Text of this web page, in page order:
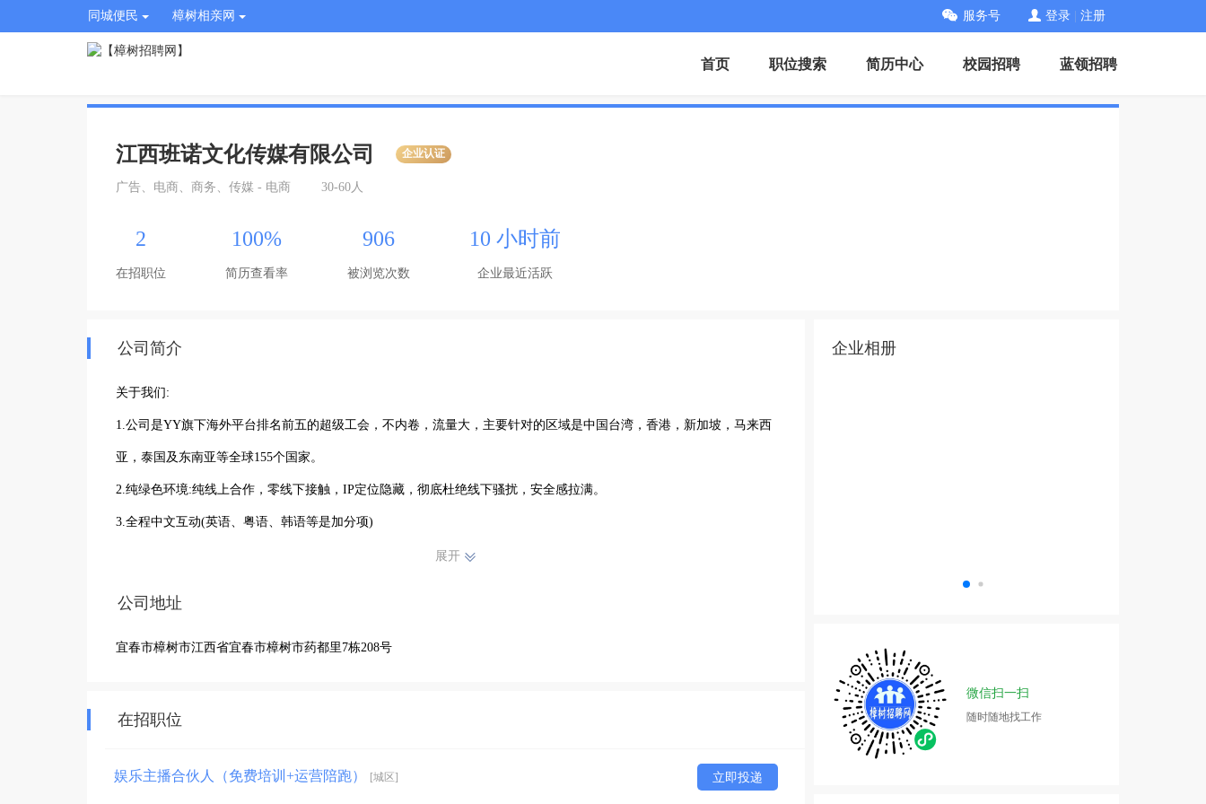
同城便民 樟树相亲网 服务号 登录 注册
首页 职位搜索 简历中心 校园招聘 蓝领招聘
江西班诺文化传媒有限公司 企业认证
广告、电商、商务、传媒 - 电商 30-60人
2
在招职位
100%
简历查看率
906
被浏览次数
10 小时前
企业最近活跃
公司简介
关于我们:
1.公司是YY旗下海外平台排名前五的超级工会，不内卷，流量大，主要针对的区域是中国台湾，香港，新加坡，马来西
亚，泰国及东南亚等全球155个国家。
2.纯绿色环境:纯线上合作，零线下接触，IP定位隐藏，彻底杜绝线下骚扰，安全感拉满。
3.全程中文互动(英语、粤语、韩语等是加分项)
4.零风险合作:不签卖身契，不设违约金，无任何违约风险责任，随时停播，自由合作无捆绑，你的直播生涯，由你做主!
展开
公司地址
宜春市樟树市江西省宜春市樟树市药都里7栋208号
在招职位
娱乐主播合伙人（免费培训+运营陪跑） [城区] 立即投递
企业相册
微信扫一扫
随时随地找工作